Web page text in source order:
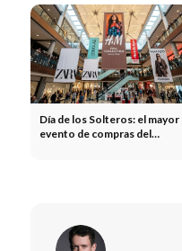
Día de los Solteros: el mayor
evento de compras del